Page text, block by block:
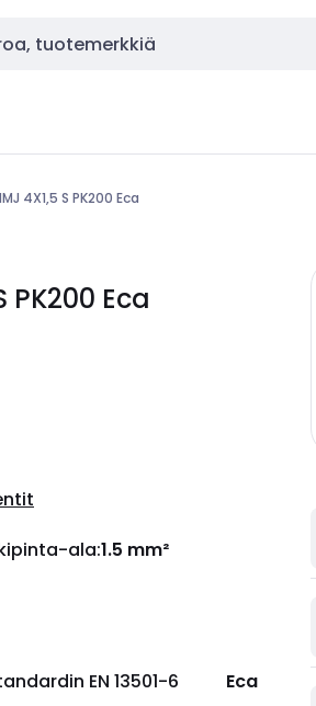
4X1,5 S PK200 Eca
Eca
ala:1.5 mm²
olevat vaihtoehdot
EN 13501-6
Eca